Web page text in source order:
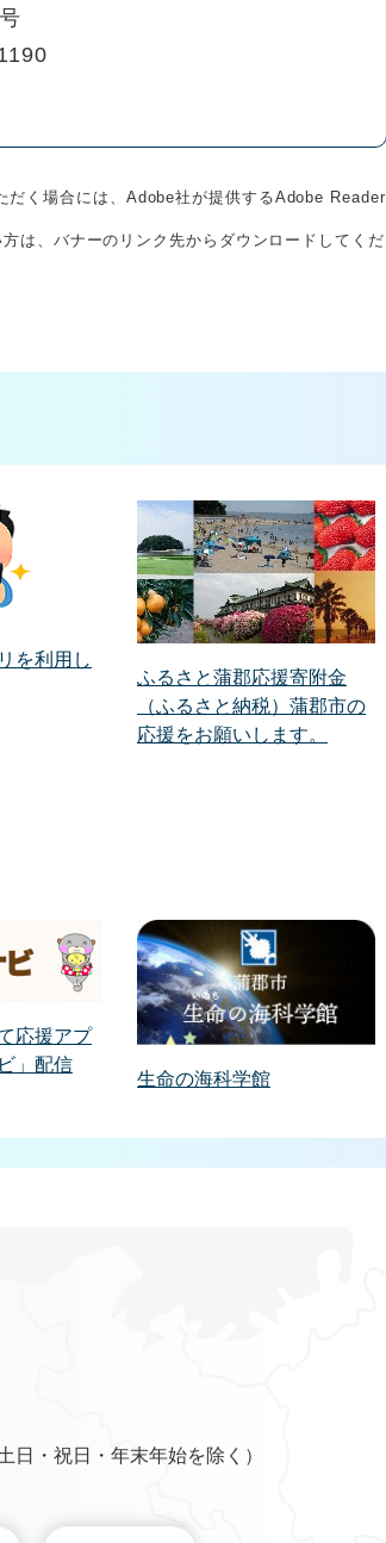
だく場合には、Adobe社が提供するAdobe Reader
は、バナーのリンク先からダウンロードしてくだ
を利用し
ふるさと蒲郡応援寄附金
（ふるさと納税）蒲郡市の
応援をお願いします。
応援アプ
」配信
生命の海科学館
日・祝日・年末年始を除く）